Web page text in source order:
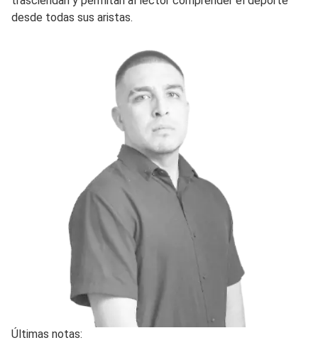
desde todas sus aristas.
Últimas notas: